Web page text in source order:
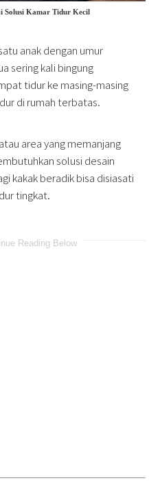
Solusi Kamar Tidur Kecil
anak dengan umur
sering kali bingung
tidur ke masing-masing
di rumah terbatas.
area yang memanjang
solusi desain
kakak beradik bisa disiasati
tingkat.
Reading Below